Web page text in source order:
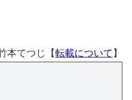
本てつじ【転載について 】